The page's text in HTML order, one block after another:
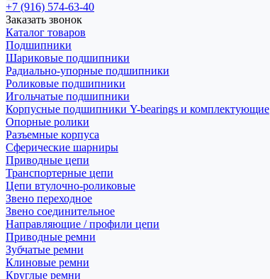
+7 (916) 574-63-40
Заказать звонок
Каталог товаров
Подшипники
Шариковые подшипники
Радиально-упорные подшипники
Роликовые подшипники
Игольчатые подшипники
Корпусные подшипники Y-bearings и комплектующие
Опорные ролики
Разъемные корпуса
Сферические шарниры
Приводные цепи
Транспортерные цепи
Цепи втулочно-роликовые
Звено переходное
Звено соединительное
Направляющие / профили цепи
Приводные ремни
Зубчатые ремни
Клиновые ремни
Круглые ремни